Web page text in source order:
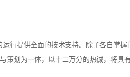
行提供全面的技术支持。除了各自掌
划为一体，以十二万分的热诚，将具